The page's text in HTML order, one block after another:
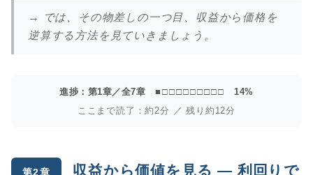
→ では、その物差しの一つ目、収益から価格を
逆算する方法を見ていきましょう。
進捗：第1章／全7章■□□□□□□□□□
14%
ここまで読了：約2分 ／ 残り約12分
第2章
収益から価値を見る ― 利回りで